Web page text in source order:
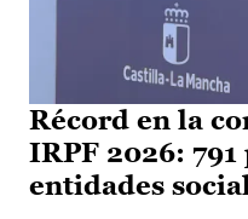
Récord en la
IRPF 2026:
entidades